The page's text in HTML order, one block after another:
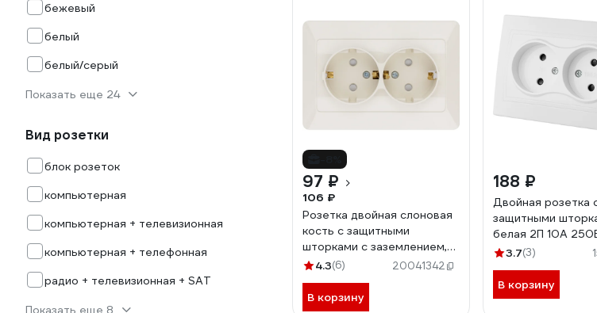
бежевый
белый
белый/серый
Показать еще 24
Вид розетки
блок розеток
компьютерная
компьютерная + телевизионная
компьютерная + телефонная
радио + телевизионная + SAT
Показать еще 8
97 ₽
106 ₽
Розетка двойная слоновая
кость с защитными
шторками с заземлением,
16А 250В серия "Ильмень"
4.3(6) 20041342
В корзину
188 ₽
Двойная розетка
защитными
белая 2П 10А
ELECTRIC Таймыр
3.7(3)
В корзину